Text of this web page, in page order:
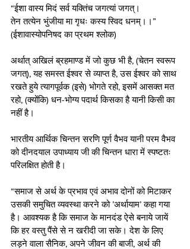
“ईशा वास्य मिदं सर्व यक्तिंच जगत्यां जगत्।
तेन तत्येन भुंजीया मा गृधः कस्य स्विद धनम्।।”
(ईशावास्योपनिषद का प्रथम श्लोक)
अर्थात् अखिलं ब्रहमाण्ड में जो कुछ भी है, (चेतन स्वरूप
जगत्), यह समस्त ईश्वर से व्याप्त है, उस ईश्वर को साथ
रखते हुये त्यागपूर्वक (इसे) भोगते रहो, इसमें आसक्त मत
रहो, (क्योंकि) धन-भोग्य पदार्थ किसका है यानी किसी का
नहीं है।
भारतीय आर्थिक चिन्तन सरणि पूर्ण वैभव यानी परम वैभव
को दीनदयाल उपाध्याय जी की चिन्तन धारा में स्पष्टतः
परिलक्षित होती है।
“समाज से अर्थ के प्रभाव एवं अभाव दोनों को मिटाकर
उसकी समुचित व्यवस्था करने को ’अर्थायाम’ कहा गया
है। आवश्यक है कि समाज के मानदंड ऐसे बनाये जायें
कि हर वस्तु पैंसे से न खरीदी जा सके। देश के लिए
लड़ने वाला सैनिक, अपने जीवन की बाजी, अर्थ की